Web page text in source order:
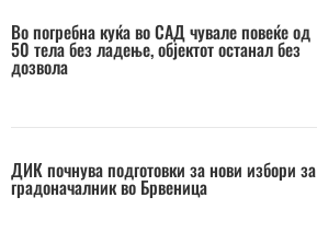
Во погребна куќа во САД чувале повеќе од
50 тела без ладење, објектот останал без
дозвола
ДИК почнува подготовки за нови избори за
градоначалник во Брвеница